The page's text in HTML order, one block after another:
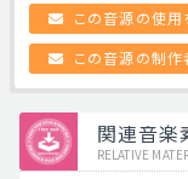
この音源の使用
この音源の制作
関連音楽
RELATIVE